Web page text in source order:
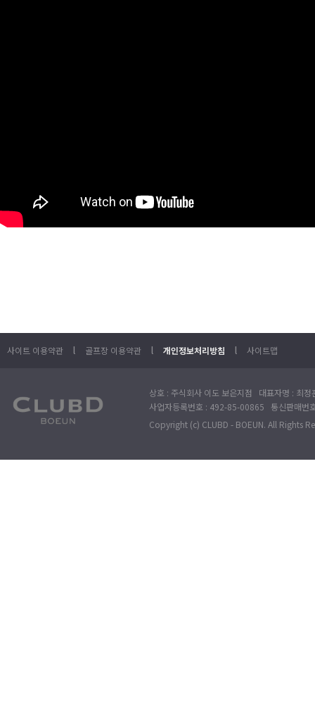
사이트 이용약관 l 골프장 이용약관 l 개인정보처리방침 l 사이트맵
상호 : 주식회사 이도 보은지점 대표자명 : 최
사업자등록번호 : 492-85-00865 통신판매
Copyright (c) CLUBD - BOEUN. All Rights